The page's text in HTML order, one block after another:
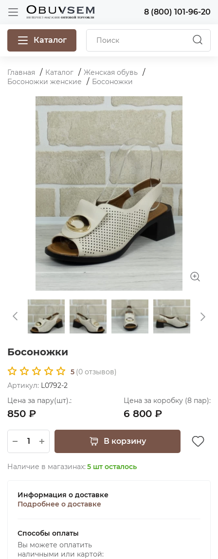
8 (800) 101-96-20
Каталог
Главная Каталог
Женская обувь
Босоножки женские
Босоножки
Босоножки
5 (0 отзывов)
Артикул: L0792-2
Цена за пару(шт).:
850 ₽
Цена за коробку (8 пар):
6 800 ₽
В корзину
Наличие в магазинах: 5 шт осталось
Информация о доставке
Подробнее о доставке
Способы оплаты
Вы можете оплатить
наличными или картой: